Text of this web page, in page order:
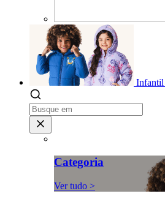
Infantil
Categoria
Ver tudo >